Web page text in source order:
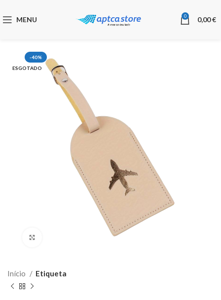
MENU 0 0,00€
-40%
ESGOTADO
Início Etiqueta